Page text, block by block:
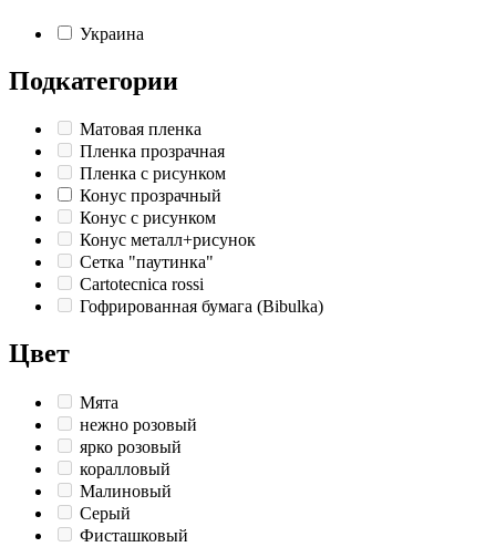
Украина
Подкатегории
Матовая пленка
Пленка прозрачная
Пленка с рисунком
Конус прозрачный
Конус с рисунком
Конус металл+рисунок
Сетка "паутинка"
Cartotecnica rossi
Гофрированная бумага (Bibulka)
Цвет
Мята
нежно розовый
ярко розовый
коралловый
Малиновый
Серый
Фисташковый